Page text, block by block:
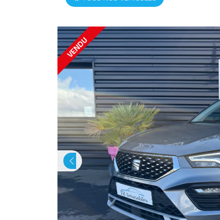
VENDU
Previous